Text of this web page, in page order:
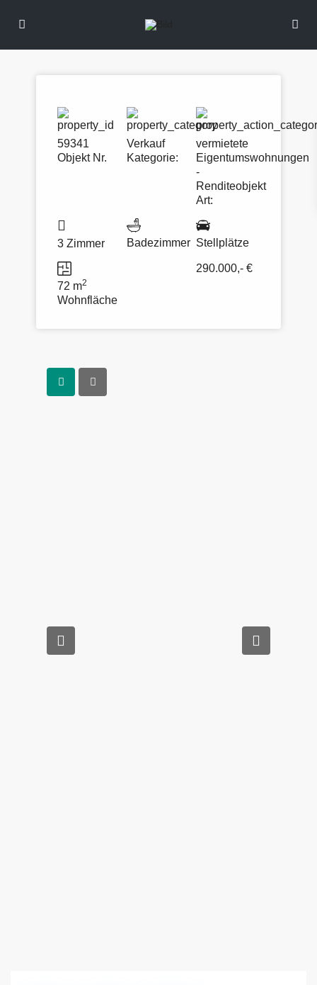
59341
Objekt Nr.
Verkauf
Kategorie:
vermietete
Eigentumswohnungen
-
Renditeobjekt
Art:
3 Zimmer Badezimmer Stellplätze
72 m2
Wohnfläche
290.000,- €